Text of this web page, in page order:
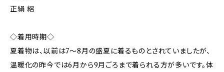
正絹 絽
◇着用時期◇
夏着物は、以前は7〜8月の盛夏に着るものとされていましたが、
温暖化の昨今では6月から9月ごろまで着られる方が多いです。体